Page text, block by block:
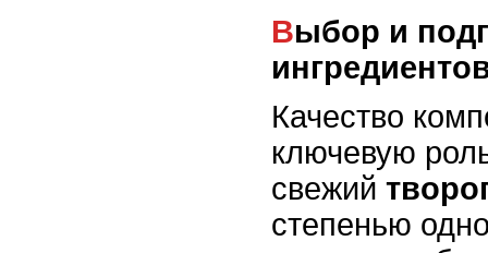
Выбор и подготовка
Качество
ключевую
свежий
степенью